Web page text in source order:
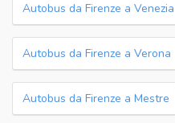
Autobus da Firenze a Venezia
Autobus da Firenze a Verona
Autobus da Firenze a Mestre